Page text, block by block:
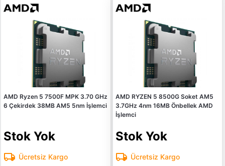
AMD Ryzen 5 7500F MPK 3.70 GHz
6 Çekirdek 38MB AM5 5nm İşlemci
Stok Yok
Ücretsiz Kargo
AMD RYZEN 5 8500G Soket AM5
3.7GHz 4nm 16MB Önbellek AMD
İşlemci
Stok Yok
Ücretsiz Kargo